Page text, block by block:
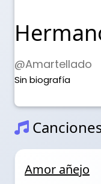
@Amartellado
Sin biografía
Amor añejo